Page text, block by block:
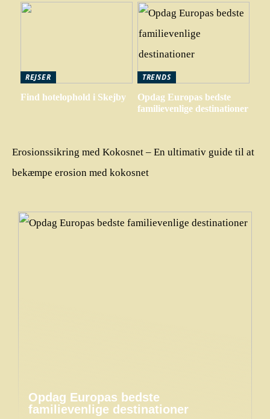
REJSER
Find hotelophold i Skejby
TRENDS
Opdag Europas bedste
familievenlige destinationer
Erosionssikring med Kokosnet – En ultimativ guide til at
bekæmpe erosion med kokosnet
Opdag Europas bedste
familievenlige destinationer